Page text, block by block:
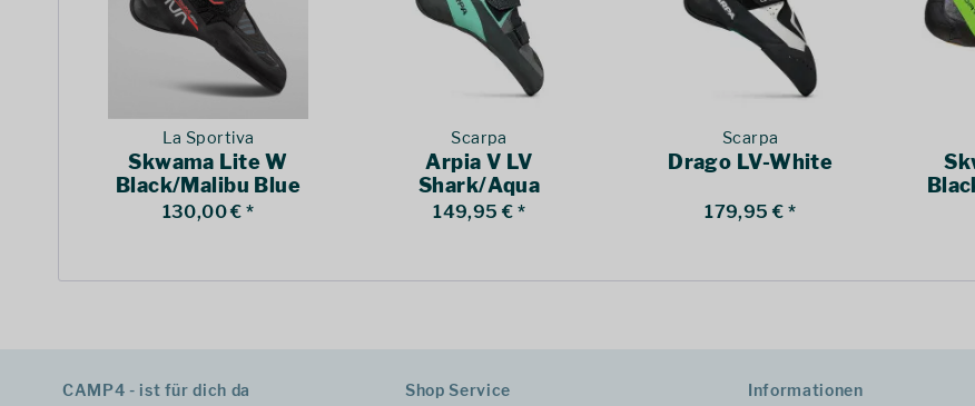
La Sportiva
Skwama Lite W
Black/Malibu Blue
130,00 € *
Scarpa
Arpia V LV
Shark/Aqua
149,95 € *
Scarpa
Drago LV-White
179,95 € *
CAMP4 - ist für dich da Shop Service Informationen